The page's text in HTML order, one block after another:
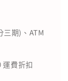
三期)、ATM
運費折扣